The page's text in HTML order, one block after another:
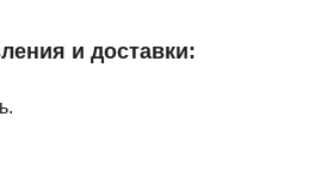
и доставки: